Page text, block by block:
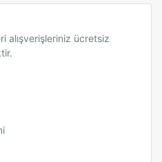
alışverişleriniz ücretsiz